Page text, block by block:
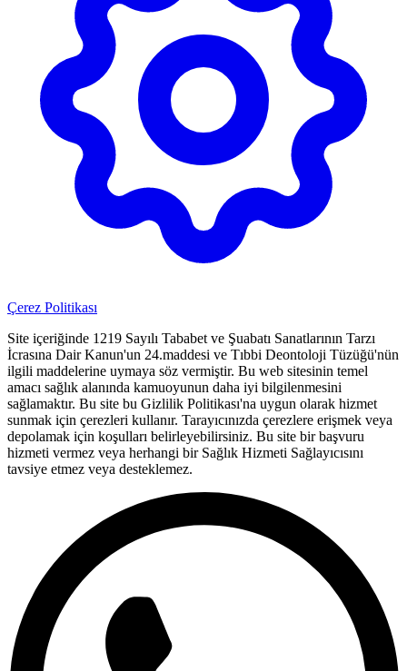
Çerez Politikası
Site içeriğinde 1219 Sayılı Tababet ve Şuabatı Sanatlarının Tarzı
İcrasına Dair Kanun'un 24.maddesi ve Tıbbi Deontoloji Tüzüğü'nün
ilgili maddelerine uymaya söz vermiştir. Bu web sitesinin temel
amacı sağlık alanında kamuoyunun daha iyi bilgilenmesini
sağlamaktır. Bu site bu Gizlilik Politikası'na uygun olarak hizmet
sunmak için çerezleri kullanır. Tarayıcınızda çerezlere erişmek veya
depolamak için koşulları belirleyebilirsiniz. Bu site bir başvuru
hizmeti vermez veya herhangi bir Sağlık Hizmeti Sağlayıcısını
tavsiye etmez veya desteklemez.